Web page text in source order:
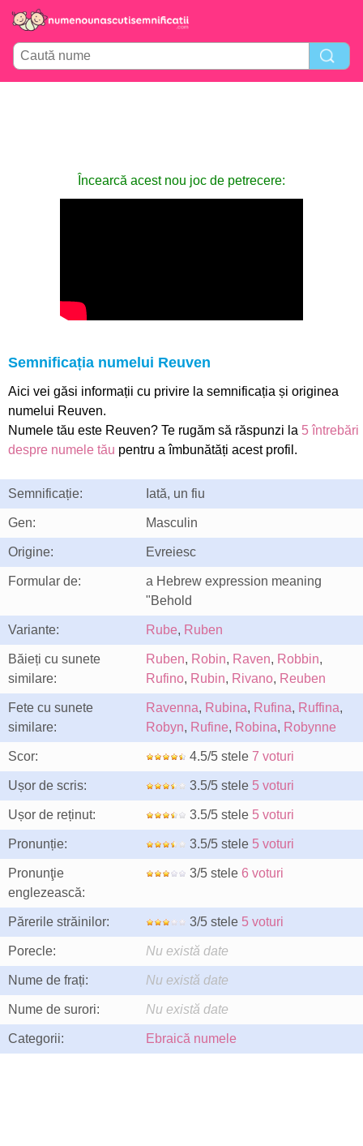
Încearcă acest nou joc de petrecere:
Semnificația numelui Reuven
Aici vei găsi informații cu privire la semnificația și originea
numelui Reuven.
Numele tău este Reuven? Te rugăm să răspunzi la 5 întrebări
despre numele tău pentru a îmbunătăți acest profil.
Semnificație: Iată, un fiu
Gen: Masculin
Origine: Evreiesc
Formular de:
a Hebrew expression meaning
"Behold
Variante: Rube, Ruben
Băieți cu sunete
similare:
Ruben, Robin, Raven, Robbin,
Rufino, Rubin, Rivano, Reuben
Fete cu sunete
similare:
Ravenna, Rubina, Rufina, Ruffina,
Robyn, Rufine, Robina, Robynne
Scor: 4.5/5 stele 7 voturi
Ușor de scris: 3.5/5 stele 5 voturi
Ușor de reținut: 3.5/5 stele 5 voturi
Pronunție: 3.5/5 stele 5 voturi
Pronunţie
englezească:
3/5 stele 6 voturi
Părerile străinilor: 3/5 stele 5 voturi
Porecle: Nu există date
Nume de frați: Nu există date
Nume de surori: Nu există date
Categorii: Ebraică numele